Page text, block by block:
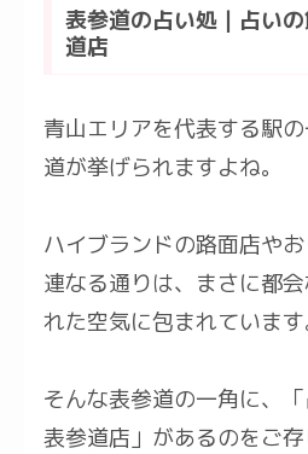
表参道の占い処｜占い
道店
青山エリアを代表する駅
道が挙げられますよね。
ハイブランドの路面店や
連なる通りは、まさに都
れた空気に包まれています
そんな表参道の一角に、
表参道店」があるのをご存